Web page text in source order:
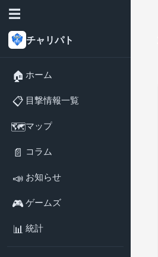
☰
チャリパト
🏠 ホーム
📋 目撃情報一覧
🗺️マップ
📄 コラム
📣 お知らせ
🎮 ゲームズ
📊 統計